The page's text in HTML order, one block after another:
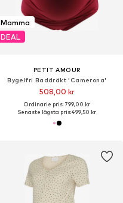
Mamma
DEAL
PETIT AMOUR
Bygelfri Baddräkt 'Camerona'
508,00 kr
Ordinarie pris: 799,00 kr
Senaste lägsta pris:499,50 kr